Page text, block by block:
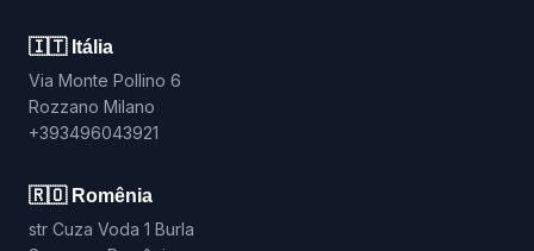
🇮🇹 Itália
Via Monte Pollino 6
Rozzano Milano
+393496043921
🇷🇴 Romênia
str Cuza Voda 1 Burla